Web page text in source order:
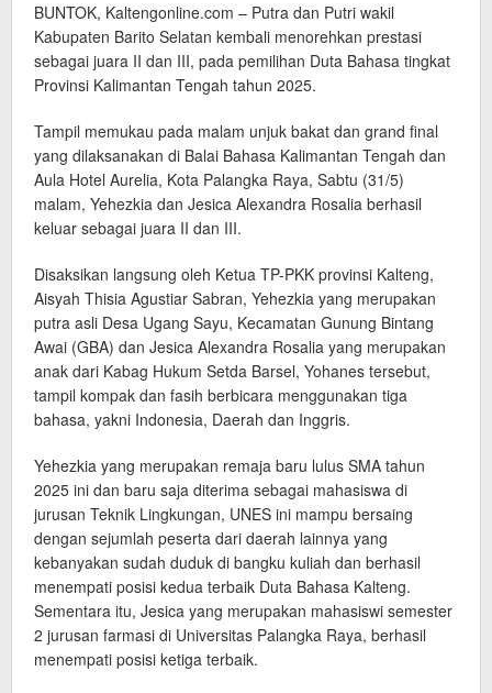
BUNTOK, Kaltengonline.com – Putra dan Putri wakil
Kabupaten Barito Selatan kembali menorehkan prestasi
sebagai juara II dan III, pada pemilihan Duta Bahasa tingkat
Provinsi Kalimantan Tengah tahun 2025.
Tampil memukau pada malam unjuk bakat dan grand final
yang dilaksanakan di Balai Bahasa Kalimantan Tengah dan
Aula Hotel Aurelia, Kota Palangka Raya, Sabtu (31/5)
malam, Yehezkia dan Jesica Alexandra Rosalia berhasil
keluar sebagai juara II dan III.
Disaksikan langsung oleh Ketua TP-PKK provinsi Kalteng,
Aisyah Thisia Agustiar Sabran, Yehezkia yang merupakan
putra asli Desa Ugang Sayu, Kecamatan Gunung Bintang
Awai (GBA) dan Jesica Alexandra Rosalia yang merupakan
anak dari Kabag Hukum Setda Barsel, Yohanes tersebut,
tampil kompak dan fasih berbicara menggunakan tiga
bahasa, yakni Indonesia, Daerah dan Inggris.
Yehezkia yang merupakan remaja baru lulus SMA tahun
2025 ini dan baru saja diterima sebagai mahasiswa di
jurusan Teknik Lingkungan, UNES ini mampu bersaing
dengan sejumlah peserta dari daerah lainnya yang
kebanyakan sudah duduk di bangku kuliah dan berhasil
menempati posisi kedua terbaik Duta Bahasa Kalteng.
Sementara itu, Jesica yang merupakan mahasiswi semester
2 jurusan farmasi di Universitas Palangka Raya, berhasil
menempati posisi ketiga terbaik.